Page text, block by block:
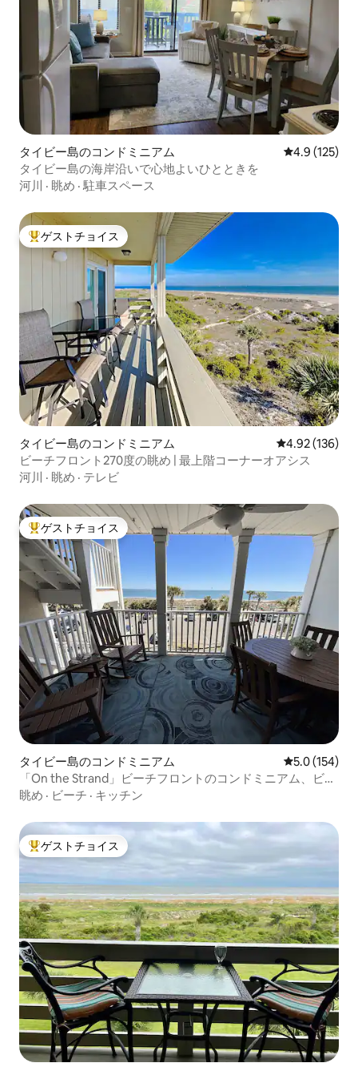
タイビー島のコンドミニアム レビュー125
4.9 (125)
タイビー島の海岸沿いで心地よいひとときを
河川 · 眺め ·駐車スペース
大好評のゲストチョイスです。
ゲストチョイス
タイビー島のコンドミニアム レビュー136
4.92 (136)
ビーチフロント270度の眺め | 最上階コーナーオアシス
河川 · 眺め · テレビ
大好評のゲストチョイスです。
ゲストチョイス
タイビー島のコンドミニアム レビュー154
5.0 (154)
「On the Strand」ビーチフロントのコンドミニアム、ビー
チまで101歩
眺め · ビーチ · キッチン
大好評のゲストチョイスです。
ゲストチョイス